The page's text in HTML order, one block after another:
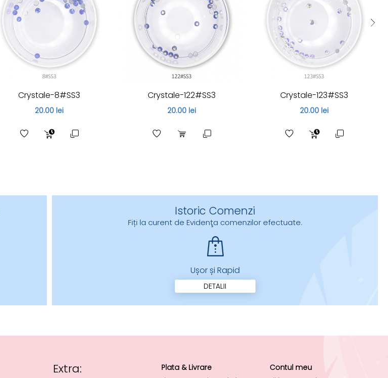
Crystale-8#SS3
20.00 lei
Crystale-122#SS3
20.00 lei
Crystale-123#SS3
20.00 lei
Istoric Comenzi
Fiți la curent de Evidenţa comenzilor efectuate.
Ușor și Rapid
DETALII
Extra:
Plata & Livrare
Contul meu